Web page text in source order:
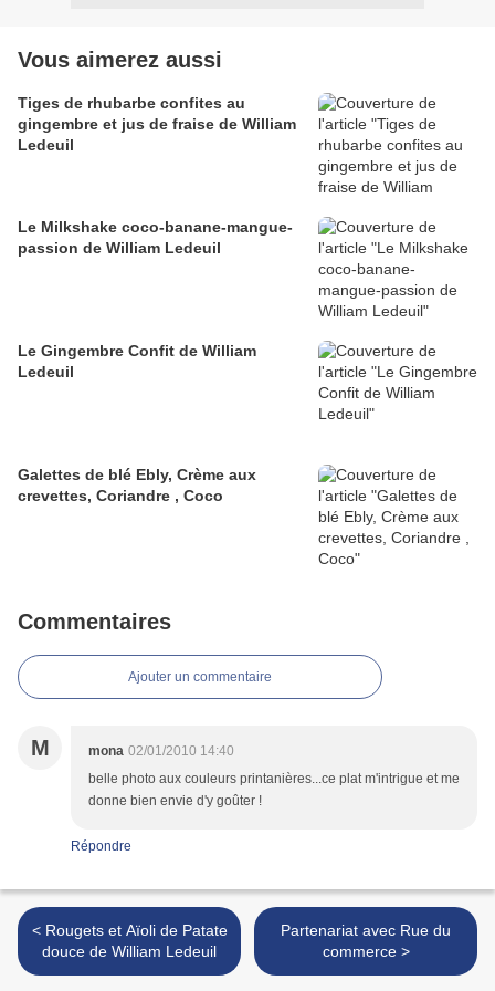
Vous aimerez aussi
Tiges de rhubarbe confites au
gingembre et jus de fraise de William
Ledeuil
Le Milkshake coco-banane-mangue-
passion de William Ledeuil
Le Gingembre Confit de William
Ledeuil
Galettes de blé Ebly, Crème aux
crevettes, Coriandre , Coco
Commentaires
Ajouter un commentaire
M mona 02/01/2010 14:40
belle photo aux couleurs printanières...ce plat m'intrigue et me
donne bien envie d'y goûter !
Répondre
< Rougets et Aïoli de Patate
douce de William Ledeuil
Partenariat avec Rue du
commerce >